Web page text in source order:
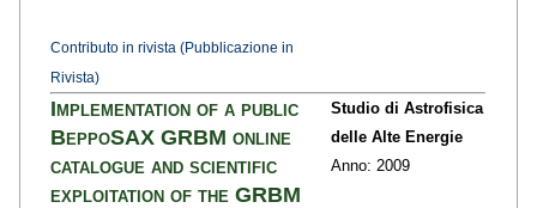
Contributo in rivista (Pubblicazione in
Rivista)
Implementation of a public
BeppoSAX GRBM online
catalogue and scientific
exploitation of the GRBM
Studio di Astrofisica
delle Alte Energie
Anno: 2009